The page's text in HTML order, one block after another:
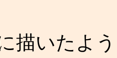
描いたよ